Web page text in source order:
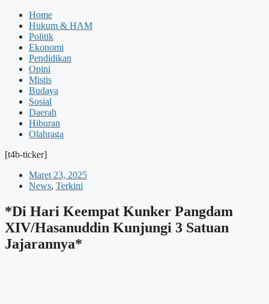
Home
Hukum & HAM
Politik
Ekonomi
Pendidikan
Opini
Mistis
Budaya
Sosial
Daerah
Hiburan
Olahraga
[t4b-ticker]
Maret 23, 2025
News, Terkini
*Di Hari Keempat Kunker Pangdam
XIV/Hasanuddin Kunjungi 3 Satuan
Jajarannya*